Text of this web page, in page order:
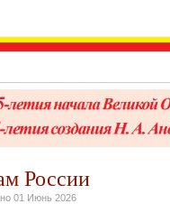
России
01 Июнь 2026